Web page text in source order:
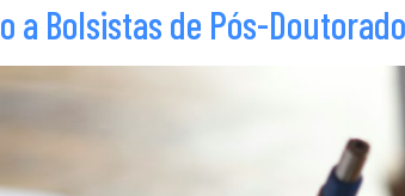
a Bolsistas de Pós-